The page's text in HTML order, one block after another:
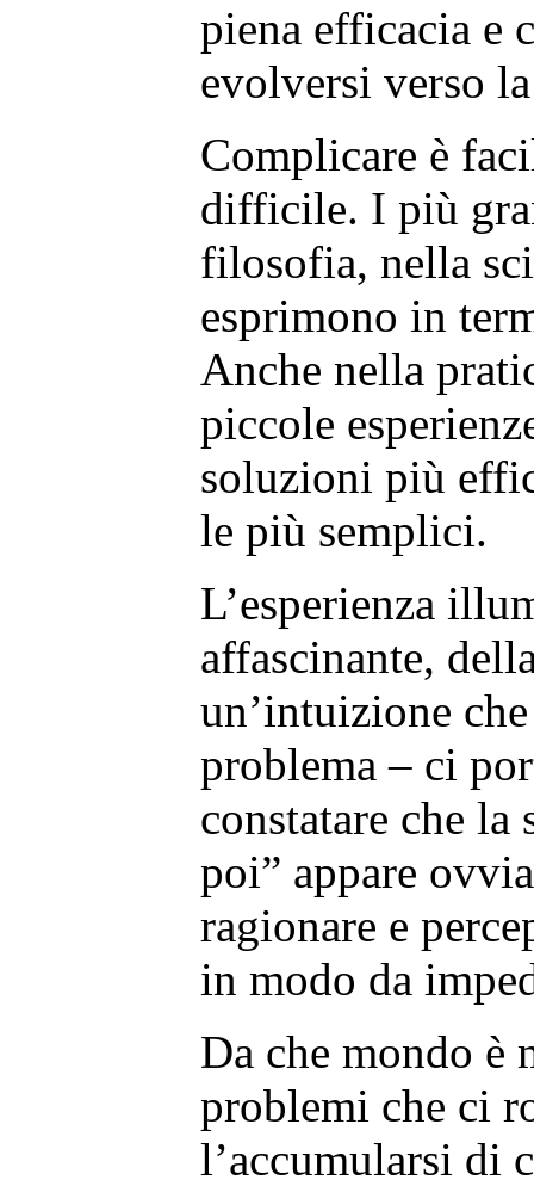
piena efficacia e
evolversi verso
Complicare è
difficile. I più
filosofia, nella
esprimono in
Anche nella
piccole
soluzioni più
le più semplici.
L’esperienza
affascinante,
un’intuizione
problema – ci
constatare che
poi” appare
ragionare e
in modo da
Da che mondo è
problemi che ci
l’accumularsi di